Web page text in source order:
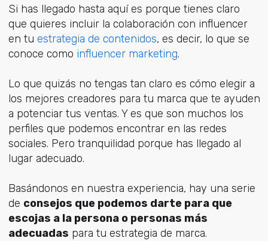
Si has llegado hasta aquí es porque tienes claro
que quieres incluir la colaboración con influencer
en tu estrategia de contenidos, es decir, lo que se
conoce como influencer marketing.
Lo que quizás no tengas tan claro es cómo elegir a
los mejores creadores para tu marca que te ayuden
a potenciar tus ventas. Y es que son muchos los
perfiles que podemos encontrar en las redes
sociales. Pero tranquilidad porque has llegado al
lugar adecuado.
Basándonos en nuestra experiencia, hay una serie
de consejos que podemos darte para que
escojas a la persona o personas más
adecuadas para tu estrategia de marca.